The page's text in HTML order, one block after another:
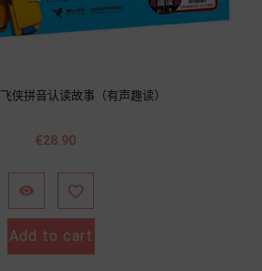
侠拼音认读故事（有声趣读）
Price
€28.90
 
Add to cart